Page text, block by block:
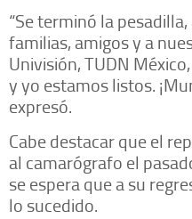
“Se terminó la
familias, amigos y a
Univisión, TUDN
y yo estamos listos.
expresó.
Cabe destacar que el
al camarógrafo el
se espera que a su
lo sucedido.